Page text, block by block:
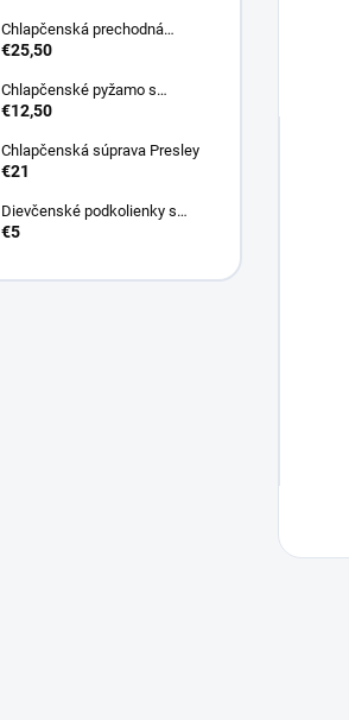
Chlapčenská prechodná
obojstranná bunda khaki
€25,50
Chlapčenské pyžamo s
lietadlami.
€12,50
Chlapčenská súprava Presley
€21
Dievčenské podkolienky s
mašličkou ružové
€5